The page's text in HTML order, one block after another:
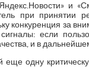
и
при принятии
конкуренция за
если
и в
одну